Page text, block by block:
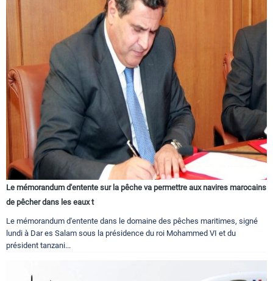
Le mémorandum d'entente sur la pêche va permettre aux navires marocains
de pêcher dans les eaux t
Le mémorandum d'entente dans le domaine des pêches maritimes, signé
lundi à Dar es Salam sous la présidence du roi Mohammed VI et du
président tanzani...